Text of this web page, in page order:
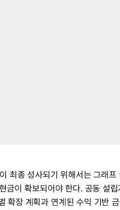
최종 성사되기 위해서는 그래프
이 확보되어야 한다. 공동 설
확장 계획과 연계된 수익 기반